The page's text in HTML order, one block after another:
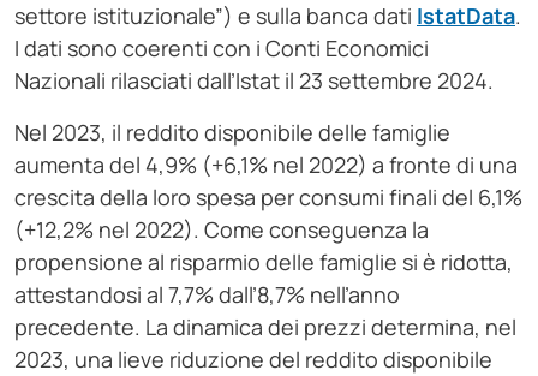
settore istituzionale”) e sulla banca dati IstatData.
I dati sono coerenti con i Conti Economici
Nazionali rilasciati dall’Istat il 23 settembre 2024.
Nel 2023, il reddito disponibile delle famiglie
aumenta del 4,9% (+6,1% nel 2022) a fronte di una
crescita della loro spesa per consumi finali del 6,1%
(+12,2% nel 2022). Come conseguenza la
propensione al risparmio delle famiglie si è ridotta,
attestandosi al 7,7% dall’8,7% nell’anno
precedente. La dinamica dei prezzi determina, nel
2023, una lieve riduzione del reddito disponibile